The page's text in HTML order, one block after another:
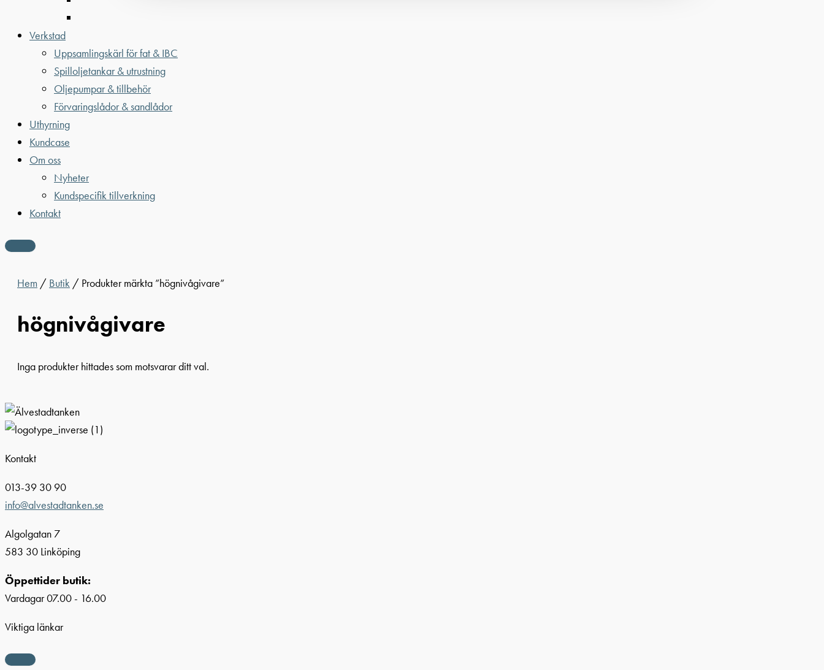
Verkstad
Uppsamlingskärl för fat & IBC
Spilloljetankar & utrustning
Oljepumpar & tillbehör
Förvaringslådor & sandlådor
Uthyrning
Kundcase
Om oss
Nyheter
Kundspecifik tillverkning
Kontakt
Hem / Butik / Produkter märkta ”högnivågivare”
högnivågivare
Inga produkter hittades som motsvarar ditt val.
Kontakt
013-39 30 90
info@alvestadtanken.se
Algolgatan 7
583 30 Linköping
Öppettider butik:
Vardagar 07.00 - 16.00
Viktiga länkar